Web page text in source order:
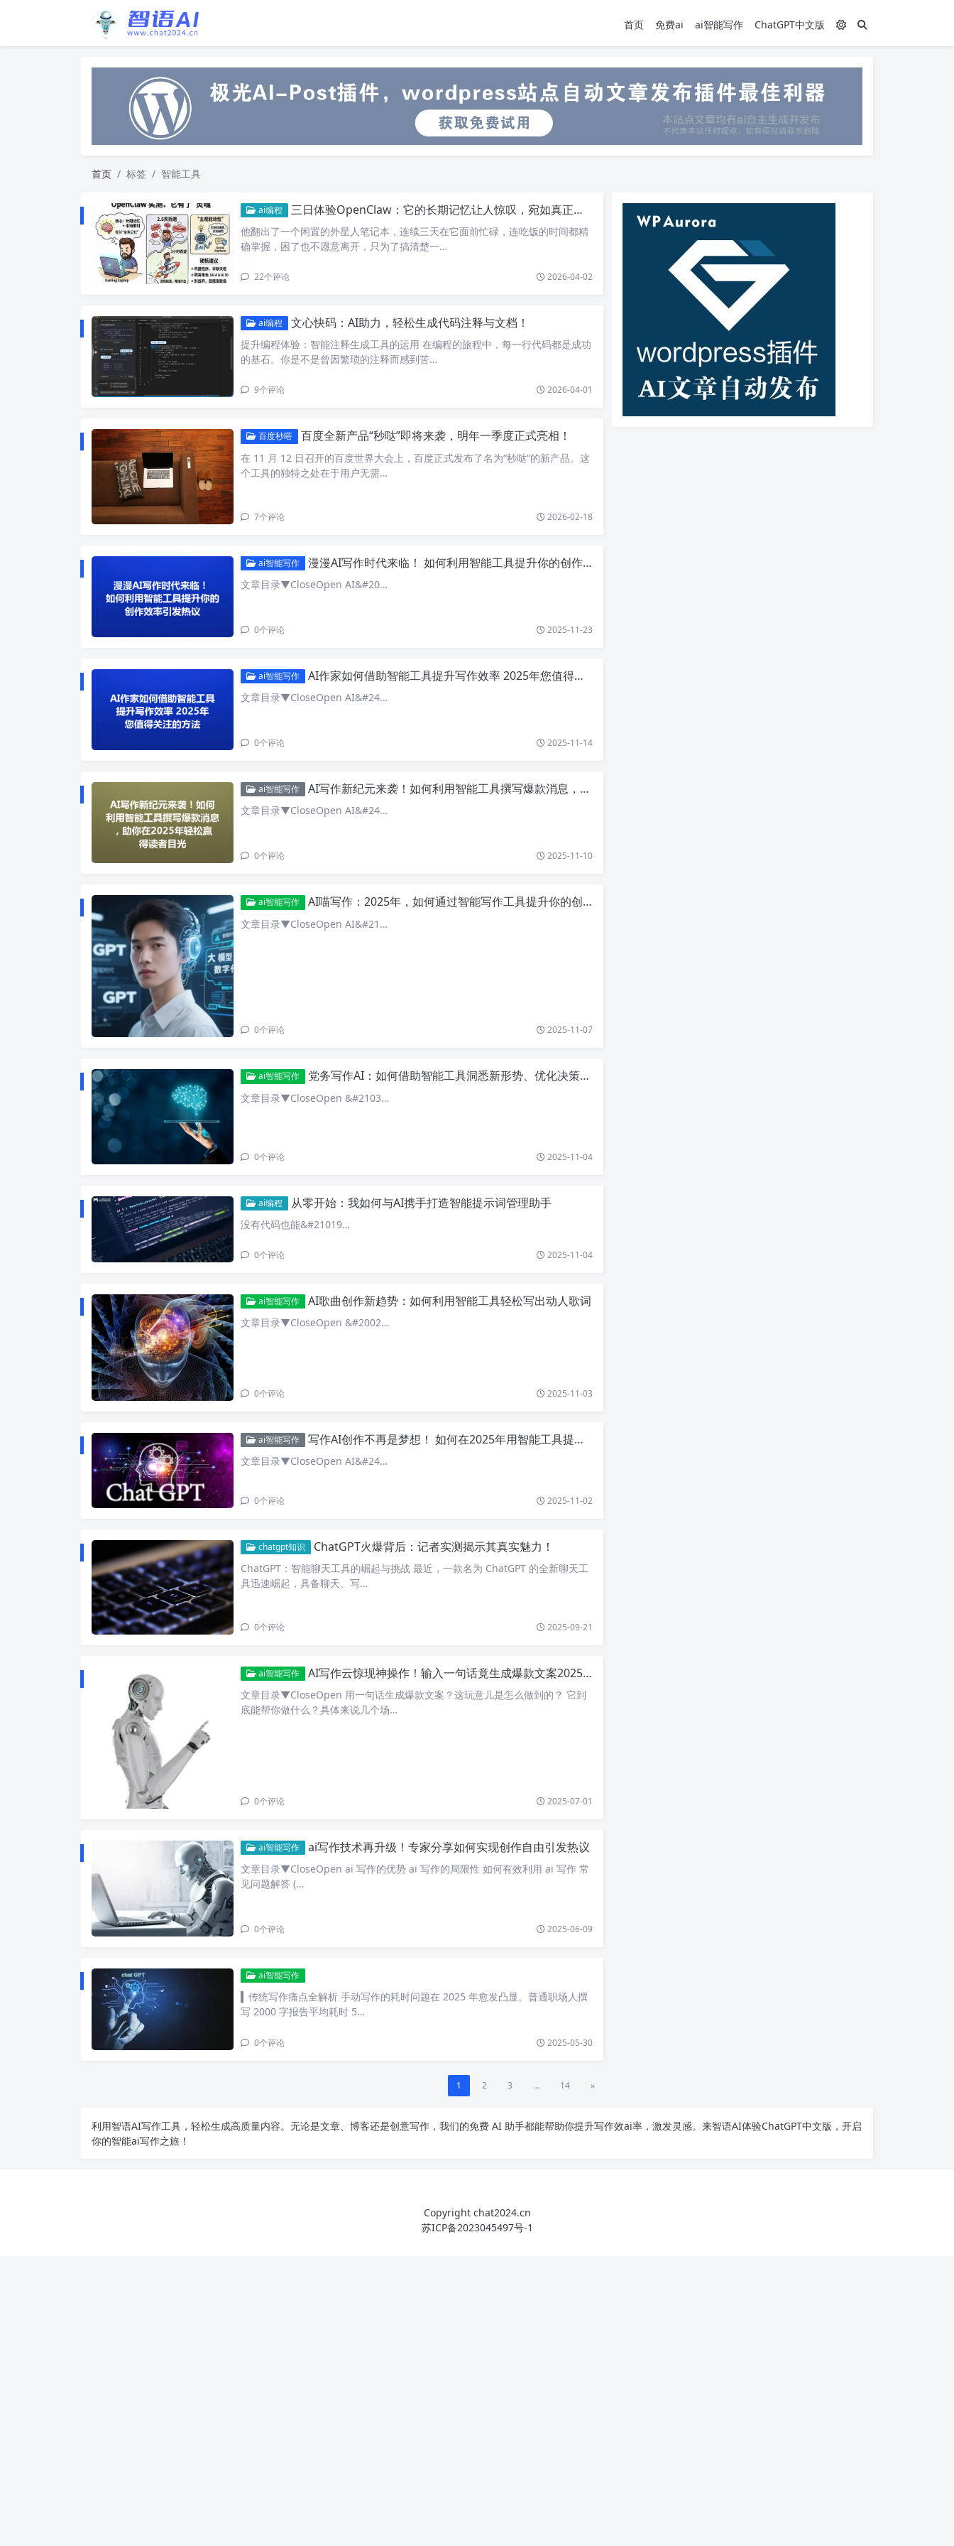
首页 免费ai ai智能写作 ChatGPT中文版
首页 标签 智能工具
ai编程 三日体验OpenClaw：它的长期记忆让人惊叹，宛如真正的人类开发者！
他翻出了一个闲置的外星人笔记本，连续三天在它面前忙碌，连吃饭的时间都精
确掌握，困了也不愿意离开，只为了搞清楚一…
22个评论 2026-04-02
ai编程 文心快码：AI助力，轻松生成代码注释与文档！
提升编程体验：智能注释生成工具的运用 在编程的旅程中，每一行代码都是成功
的基石。你是不是曾因繁琐的注释而感到苦…
9个评论 2026-04-01
百度秒嗒 百度全新产品“秒哒”即将来袭，明年一季度正式亮相！
在 11 月 12 日召开的百度世界大会上，百度正式发布了名为“秒哒”的新产品。这
个工具的独特之处在于用户无需…
7个评论 2026-02-18
ai智能写作 漫漫AI写作时代来临！ 如何利用智能工具提升你的创作效率引发热议
文章目录▼CloseOpen AI&#20…
0个评论 2025-11-23
ai智能写作 AI作家如何借助智能工具提升写作效率 2025年您值得关注的方法
文章目录▼CloseOpen AI&#24…
0个评论 2025-11-14
ai智能写作 AI写作新纪元来袭！如何利用智能工具撰写爆款消息，助你在2025年轻松赢得读者目光
文章目录▼CloseOpen AI&#24…
0个评论 2025-11-10
ai智能写作 AI喵写作：2025年，如何通过智能写作工具提升你的创作效率？
文章目录▼CloseOpen AI&#21…
0个评论 2025-11-07
ai智能写作 党务写作AI：如何借助智能工具洞悉新形势、优化决策文书？
文章目录▼CloseOpen &#2103…
0个评论 2025-11-04
ai编程 从零开始：我如何与AI携手打造智能提示词管理助手
没有代码也能&#21019…
0个评论 2025-11-04
ai智能写作 AI歌曲创作新趋势：如何利用智能工具轻松写出动人歌词
文章目录▼CloseOpen &#2002…
0个评论 2025-11-03
ai智能写作 写作AI创作不再是梦想！ 如何在2025年用智能工具提升你的写作能力？
文章目录▼CloseOpen AI&#24…
0个评论 2025-11-02
chatgpt知识 ChatGPT火爆背后：记者实测揭示其真实魅力！
ChatGPT：智能聊天工具的崛起与挑战 最近，一款名为 ChatGPT 的全新聊天工
具迅速崛起，具备聊天、写…
0个评论 2025-09-21
ai智能写作 AI写作云惊现神操作！输入一句话竟生成爆款文案2025年最新黑科技
文章目录▼CloseOpen 用一句话生成爆款文案？这玩意儿是怎么做到的？ 它到
底能帮你做什么？具体来说几个场…
0个评论 2025-07-01
ai智能写作 ai写作技术再升级！专家分享如何实现创作自由引发热议
文章目录▼CloseOpen ai 写作的优势 ai 写作的局限性 如何有效利用 ai 写作 常
见问题解答 (…
0个评论 2025-06-09
ai智能写作
▍传统写作痛点全解析 手动写作的耗时问题在 2025 年愈发凸显。普通职场人撰
写 2000 字报告平均耗时 5…
0个评论 2025-05-30
1 2 3 ... 14 »
利用智语AI写作工具，轻松生成高质量内容。无论是文章、博客还是创意写作，我们的免费 AI 助手都能帮助你提升写作效ai率，激发灵感。来智语AI体验ChatGPT中文版 ，开启
你的智能ai写作之旅！
Copyright chat2024.cn
苏ICP备2023045497号-1